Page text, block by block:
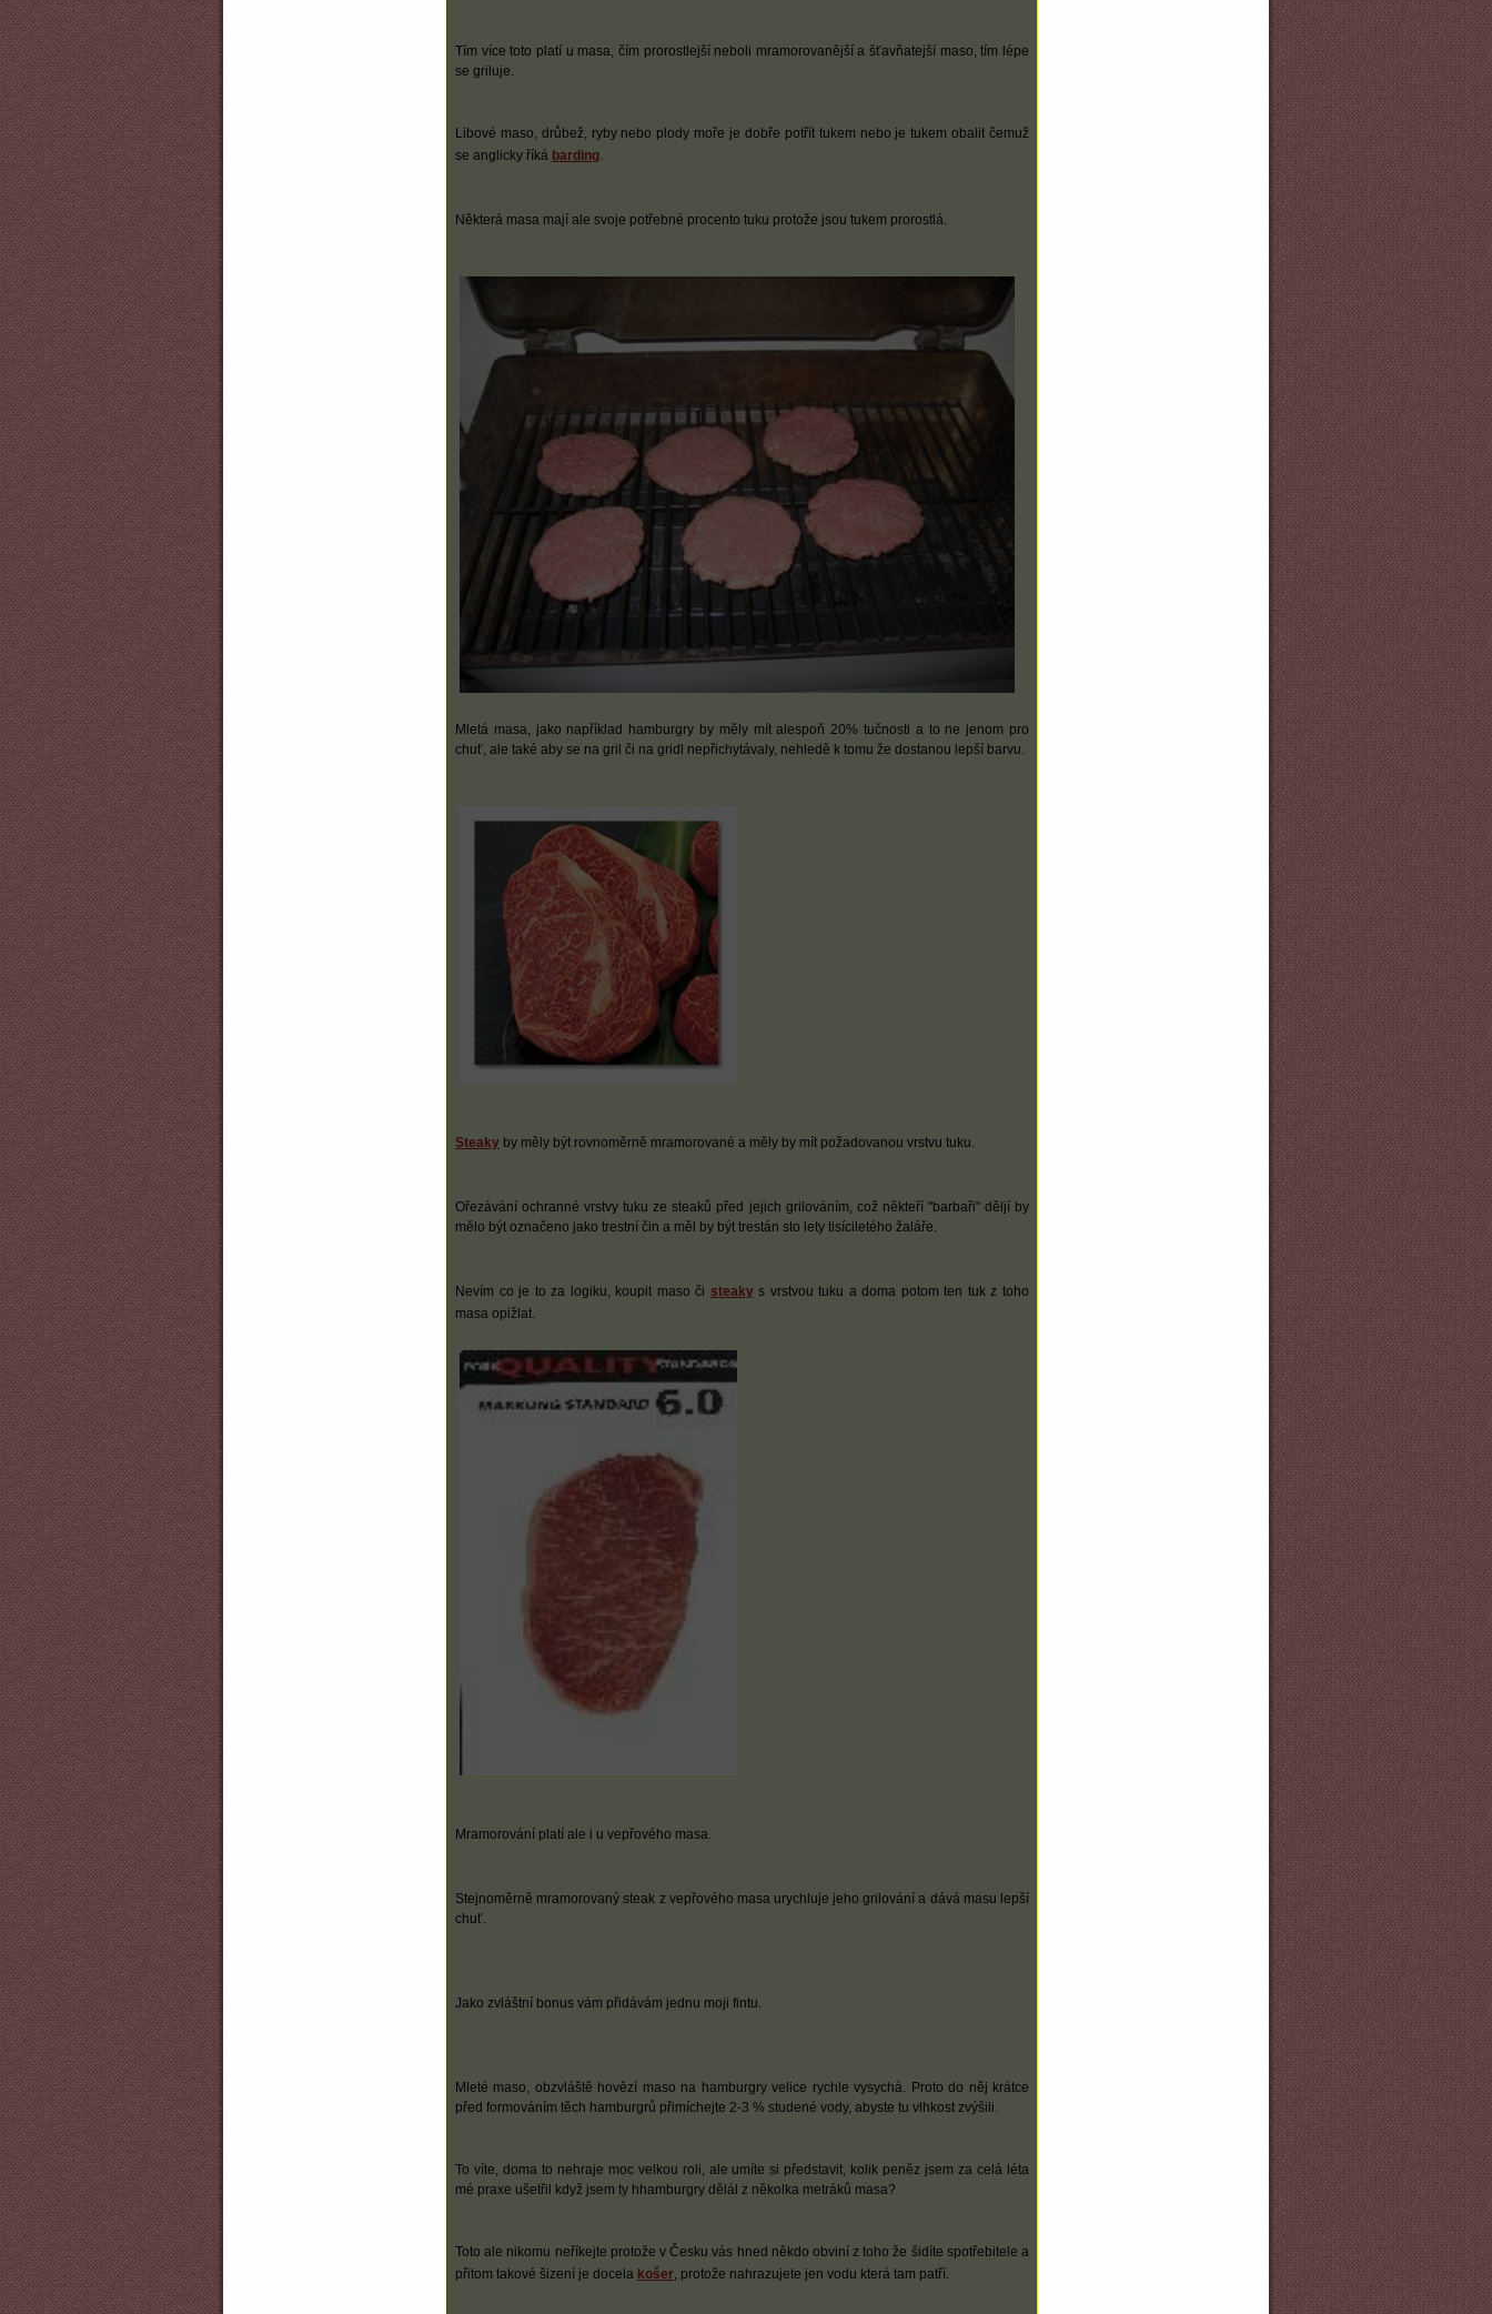
Tím více toto platí u masa, čím prorostlejší neboli mramorovanější a šťavňatejší maso, tím lépe
se griluje.
Libové maso, drůbež, ryby nebo plody moře je dobře potřít tukem nebo je tukem obalit čemuž
se anglicky říká barding.
Některá masa mají ale svoje potřebné procento tuku protože jsou tukem prorostlá.
Mletá masa, jako například hamburgry by měly mít alespoň 20% tučnosti a to ne jenom pro
chuť, ale také aby se na gril či na gridl nepřichytávaly, nehledě k tomu že dostanou lepší barvu.
Steaky by měly být rovnoměrně mramorované a měly by mít požadovanou vrstvu tuku.
Ořezávání ochranné vrstvy tuku ze steaků před jejich grilováním, což někteří "barbaři" děljí by
mělo být označeno jako trestní čin a měl by být trestán sto lety tisíciletého žaláře.
Nevím co je to za logiku, koupit maso či steakys vrstvou tuku a doma potom ten tuk z toho
masa opižlat.
Mramorování platí ale i u vepřového masa.
Stejnoměrně mramorovaný steak z vepřového masa urychluje jeho grilování a dává masu lepší
chuť.
Jako zvláštní bonus vám přidávám jednu moji fintu.
Mleté maso, obzvláště hovězí maso na hamburgry velice rychle vysychá. Proto do něj krátce
před formováním těch hamburgrů přimíchejte 2-3 % studené vody, abyste tu vlhkost zvýšili.
To víte, doma to nehraje moc velkou roli, ale umíte si představit, kolik peněz jsem za celá léta
mé praxe ušetřil když jsem ty hhamburgry dělál z několka metráků masa?
Toto ale nikomu neříkejte protože v Česku vás hned někdo obviní z toho že šidíte spotřebitele a
přitom takové šizení je docela košer , protože nahrazujete jen vodu která tam patří.